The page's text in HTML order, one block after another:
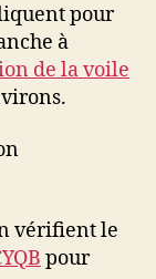
pour
à
de la voile
vérifient le
pour